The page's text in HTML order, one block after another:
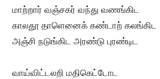
மாற்றார் வஞ்சகர் வந்து வணங்கிட
காலதூ தாளெனைக் கண்டாற் கலங்கிட
அஞ்சி நடுங்கிட அரண்டு புரண்டிட
வாய்விட்டலறி மதிகெட்டோட